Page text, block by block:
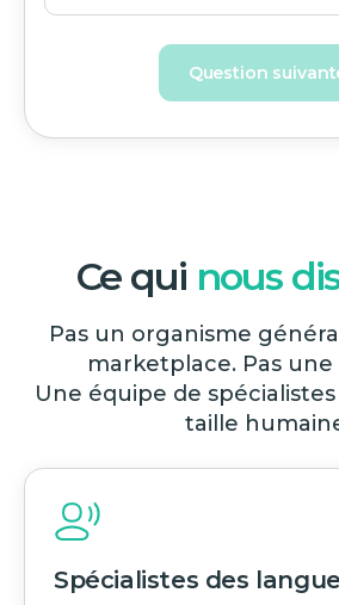
Question
Ce qui nous
Pas un organisme
marketplace. Pas une
Une équipe de
taille
Spécialistes des